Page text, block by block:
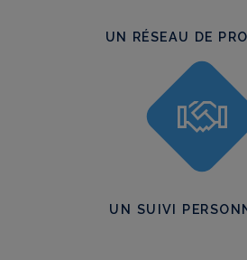
UN RÉSEAU DE
UN SUIVI